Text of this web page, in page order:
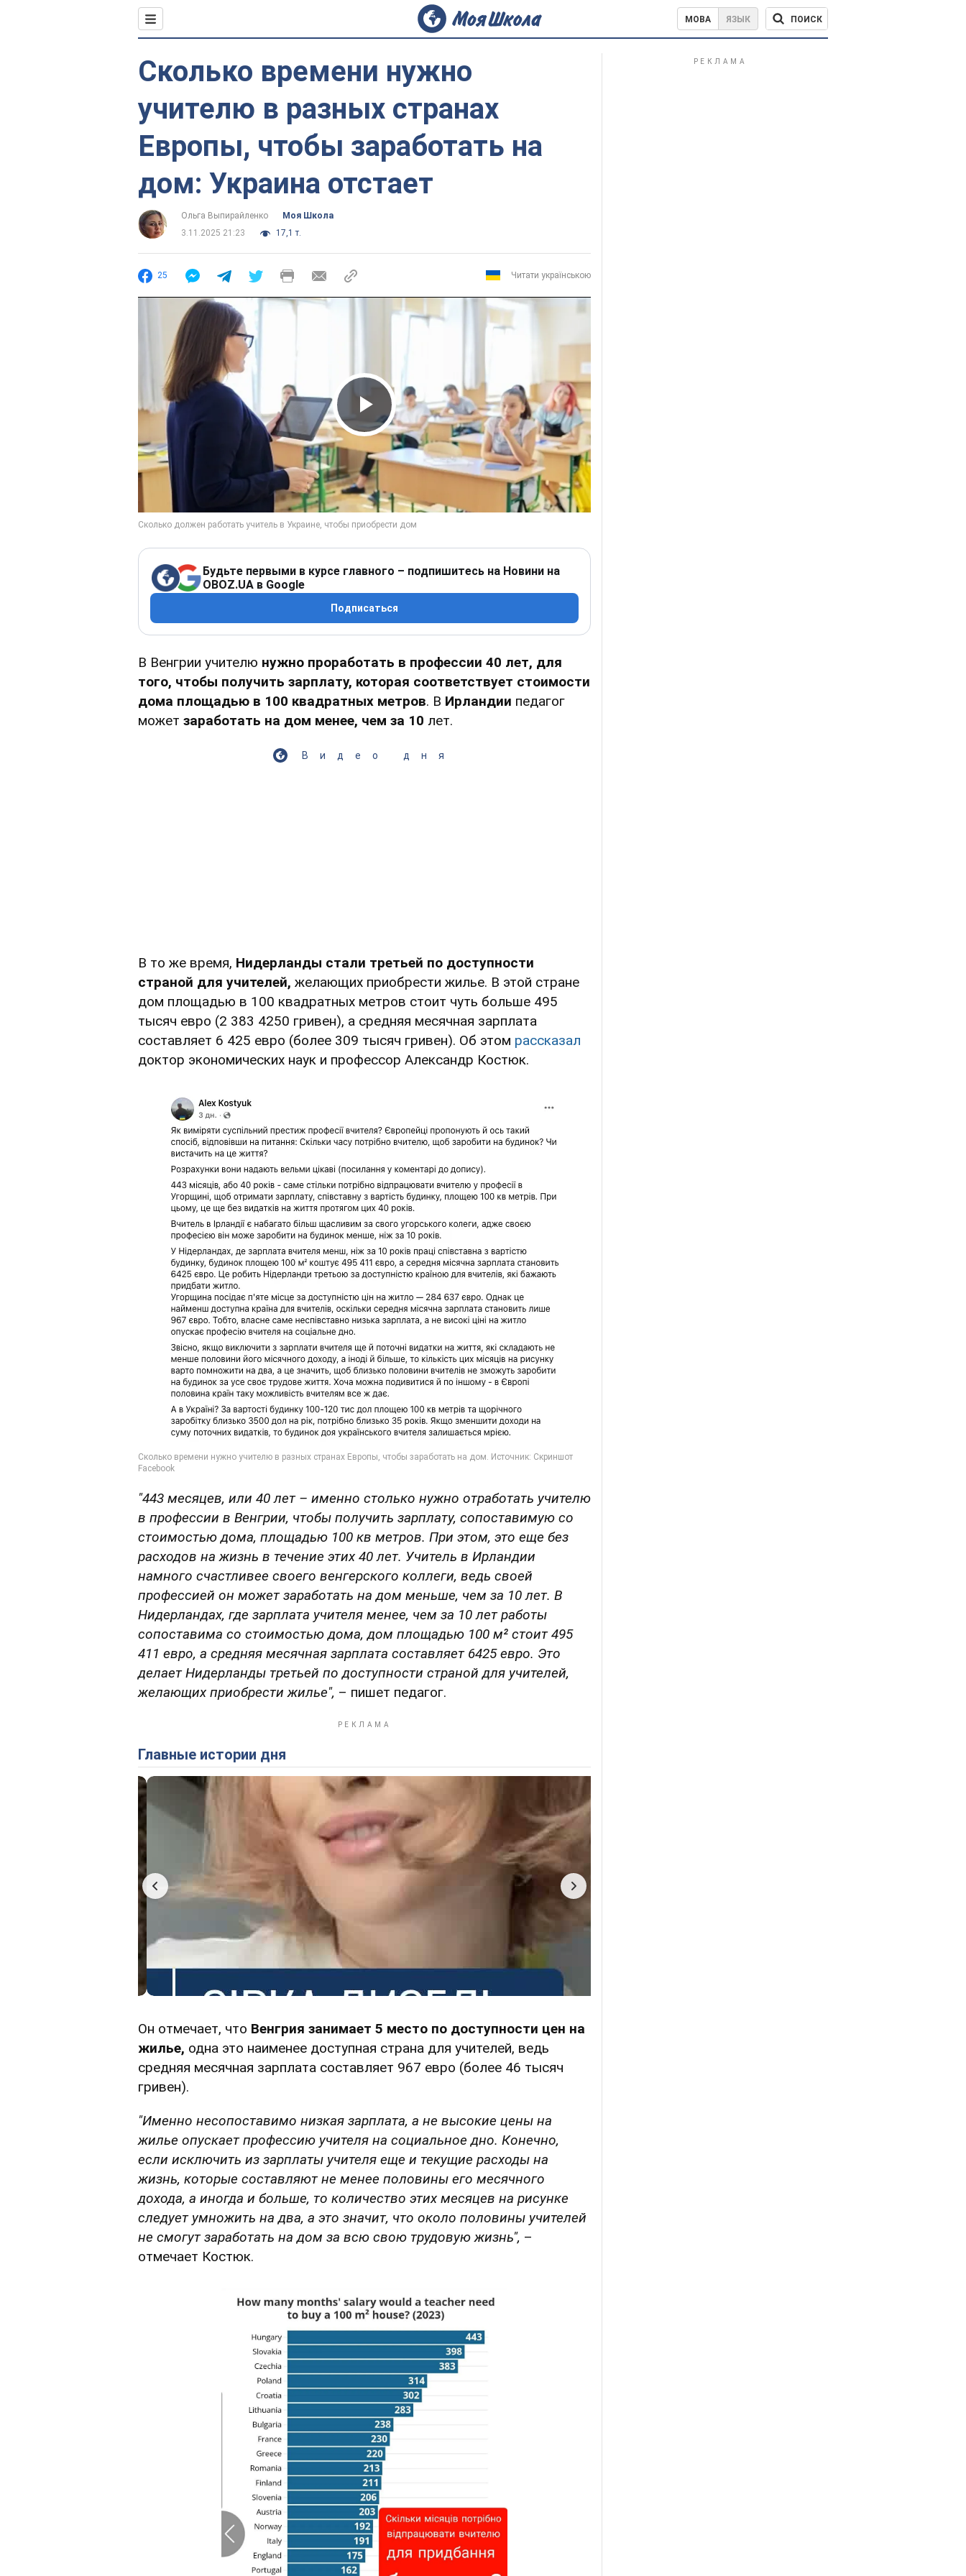
МОВА ЯЗЫК ПОИСК
Сколько времени нужно
учителю в разных странах
Европы, чтобы заработать на
дом: Украина отстает
Ольга Выпирайленко
Моя Школа
3.11.2025 21:23
17,1 т.
25 Читати українською
Play Video
Будьте первыми в курсе главного – подпишитесь на Новини на
OBOZ.UA в Google
Подписаться
В Венгрии учителю нужно проработать в профессии 40 лет, для
того, чтобы получить зарплату, которая соответствует стоимости
дома площадью в 100 квадратных метров. В Ирландии педагог
может заработать на дом менее, чем за 10 лет.
Видео дня
В то же время, Нидерланды стали третьей по доступности
страной для учителей, желающих приобрести жилье. В этой стране
дом площадью в 100 квадратных метров стоит чуть больше 495
тысяч евро (2 383 4250 гривен), а средняя месячная зарплата
составляет 6 425 евро (более 309 тысяч гривен). Об этом рассказал
доктор экономических наук и профессор Александр Костюк.
"443 месяцев, или 40 лет – именно столько нужно отработать учителю
в профессии в Венгрии, чтобы получить зарплату, сопоставимую со
стоимостью дома, площадью 100 кв метров. При этом, это еще без
расходов на жизнь в течение этих 40 лет. Учитель в Ирландии
намного счастливее своего венгерского коллеги, ведь своей
профессией он может заработать на дом меньше, чем за 10 лет. В
Нидерландах, где зарплата учителя менее, чем за 10 лет работы
сопоставима со стоимостью дома, дом площадью 100 м² стоит 495
411 евро, а средняя месячная зарплата составляет 6425 евро. Это
делает Нидерланды третьей по доступности страной для учителей,
желающих приобрести жилье", – пишет педагог.
Главные истории дня
Он отмечает, что Венгрия занимает 5 место по доступности цен на
жилье, одна это наименее доступная страна для учителей, ведь
средняя месячная зарплата составляет 967 евро (более 46 тысяч
гривен).
"Именно несопоставимо низкая зарплата, а не высокие цены на
жилье опускает профессию учителя на социальное дно. Конечно,
если исключить из зарплаты учителя еще и текущие расходы на
жизнь, которые составляют не менее половины его месячного
дохода, а иногда и больше, то количество этих месяцев на рисунке
следует умножить на два, а это значит, что около половины учителей
не смогут заработать на дом за всю свою трудовую жизнь", –
отмечает Костюк.